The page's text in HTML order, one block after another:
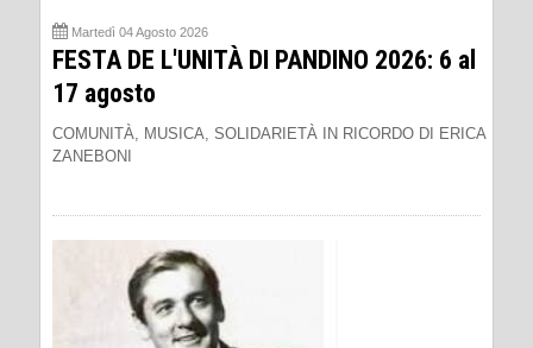
Martedì 04 Agosto 2026
FESTA DE L'UNITÀ DI PANDINO 2026: 6 al
17 agosto
COMUNITÀ, MUSICA, SOLIDARIETÀ IN RICORDO DI ERICA
ZANEBONI